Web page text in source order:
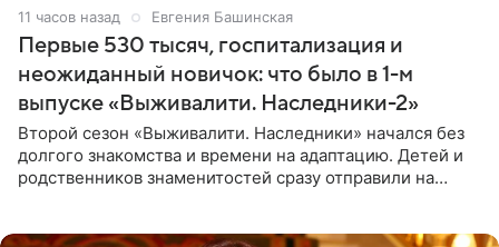
11 часов назад Евгения Башинская
Первые 530 тысяч, госпитализация и
неожиданный новичок: что было в 1-м
выпуске «Выживалити. Наследники-2»
Второй сезон «Выживалити. Наследники» начался без
долгого знакомства и времени на адаптацию. Детей и
родственников знаменитостей сразу отправили на